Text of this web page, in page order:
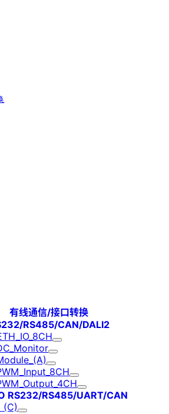
有线通信/接口转换
RS485/CAN/DALI2
RS232/RS485/UART/CAN
(C)